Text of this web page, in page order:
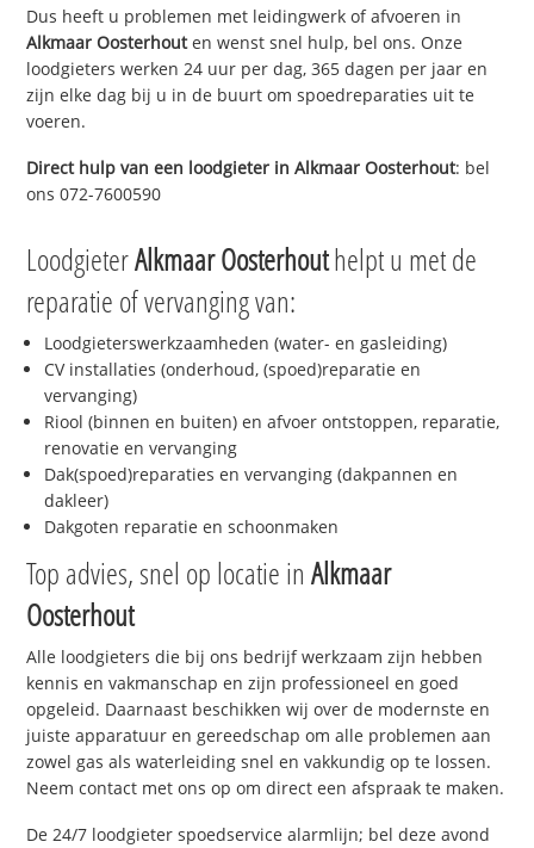
Dus heeft u problemen met leidingwerk of afvoeren in
Alkmaar Oosterhouten wenst snel hulp, bel ons. Onze
loodgieters werken 24 uur per dag, 365 dagen per jaar en
zijn elke dag bij u in de buurt om spoedreparaties uit te
voeren.
Direct hulp van een loodgieter inAlkmaar Oosterhout: bel
ons 072-7600590
LoodgieterAlkmaar Oosterhouthelpt u met de
reparatie of vervanging van:
Loodgieterswerkzaamheden (water- en gasleiding)
CV installaties (onderhoud, (spoed)reparatie en
vervanging)
Riool (binnen en buiten) en afvoer ontstoppen, reparatie,
renovatie en vervanging
Dak(spoed)reparaties en vervanging (dakpannen en
dakleer)
Dakgoten reparatie en schoonmaken
Top advies, snel op locatie inAlkmaar
Oosterhout
Alle loodgieters die bij ons bedrijf werkzaam zijn hebben
kennis en vakmanschap en zijn professioneel en goed
opgeleid. Daarnaast beschikken wij over de modernste en
juiste apparatuur en gereedschap om alle problemen aan
zowel gas als waterleiding snel en vakkundig op te lossen.
Neem contact met ons op om direct een afspraak te maken.
De 24/7 loodgieter spoedservice alarmlijn; bel deze avond